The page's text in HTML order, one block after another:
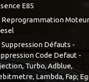
E85
Reprogrammation Moteur
Suppression Défauts -
Code Defaut -
Turbo, Adblue,
Lambda, Fap;